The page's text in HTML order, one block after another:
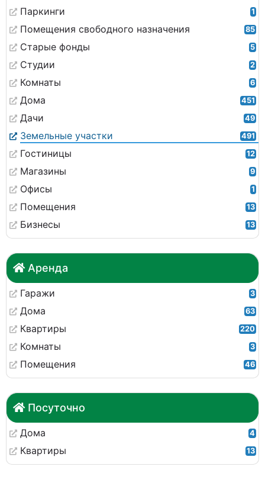
Паркинги 1
Помещения свободного назначения 85
Старые фонды 5
Студии 2
Комнаты 6
Дома 451
Дачи 49
Земельные участки 491
Гостиницы 12
Магазины 9
Офисы 1
Помещения 13
Бизнесы 13
Аренда
Гаражи 3
Дома 63
Квартиры 220
Комнаты 3
Помещения 46
Посуточно
Дома 4
Квартиры 13